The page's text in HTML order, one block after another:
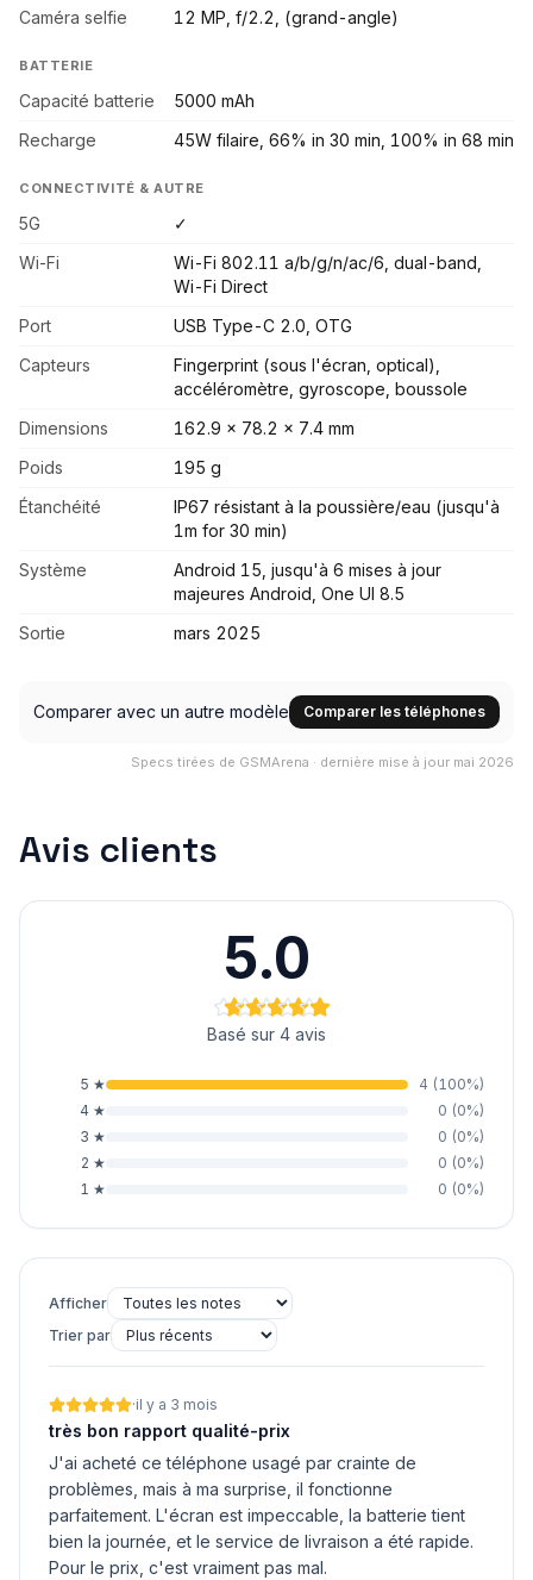
Caméra selfie
12 MP, f/2.2, (grand-angle)
BATTERIE
Capacité batterie
5000 mAh
Recharge
45W filaire, 66% in 30 min, 100% in 68 min
CONNECTIVITÉ & AUTRE
5G
✓
Wi-Fi
Wi-Fi 802.11 a/b/g/n/ac/6, dual-band,
Wi-Fi Direct
Port
USB Type-C 2.0, OTG
Capteurs
Fingerprint (sous l'écran, optical),
accéléromètre, gyroscope, boussole
Dimensions
162.9 x 78.2 x 7.4 mm
Poids
195 g
Étanchéité
IP67 résistant à la poussière/eau (jusqu'à
1m for 30 min)
Système
Android 15, jusqu'à 6 mises à jour
majeures Android, One UI 8.5
Sortie
mars 2025
Comparer avec un autre modèle Comparer les téléphones
Specs tirées de GSMArena · dernière mise à jour mai 2026
Avis clients
5.0
Basé sur 4 avis
5 ★ 4 (100%)
4 ★ 0 (0%)
3 ★ 0 (0%)
2 ★ 0 (0%)
1 ★ 0 (0%)
Afficher
Trier par
·il y a 3 mois
très bon rapport qualité-prix
J'ai acheté ce téléphone usagé par crainte de
problèmes, mais à ma surprise, il fonctionne
parfaitement. L'écran est impeccable, la batterie tient
bien la journée, et le service de livraison a été rapide.
Pour le prix, c'est vraiment pas mal.